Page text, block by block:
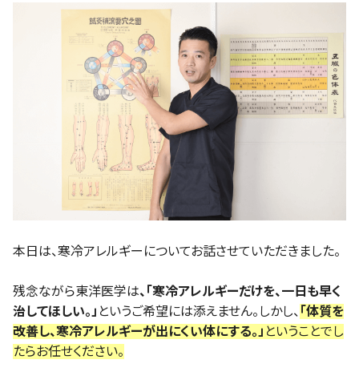
本日は、寒冷アレルギーについてお話させていただきました。
残念ながら東洋医学は、「寒冷アレルギーだけを、一日も早く
治してほしい。」 というご希望には添えません。しかし、 「体質を
改善し、寒冷アレルギーが出にくい体にする。」 ということでし
たらお任せください。